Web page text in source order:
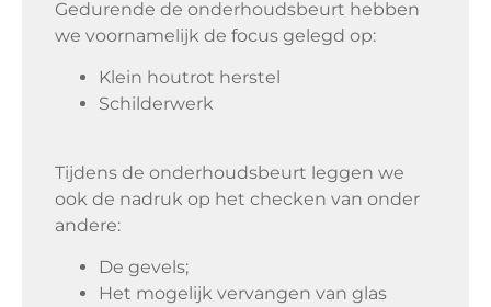
Gedurende de onderhoudsbeurt hebben
we voornamelijk de focus gelegd op:
Klein houtrot herstel
Schilderwerk
Tijdens de onderhoudsbeurt leggen we
ook de nadruk op het checken van onder
andere:
De gevels;
Het mogelijk vervangen van glas